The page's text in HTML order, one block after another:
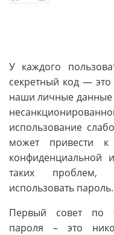
У каждого
секретный код —
наши личные
использование
может привести к
конфиденциальной
таких проблем,
использовать пароль.
Первый совет по
пароля – это